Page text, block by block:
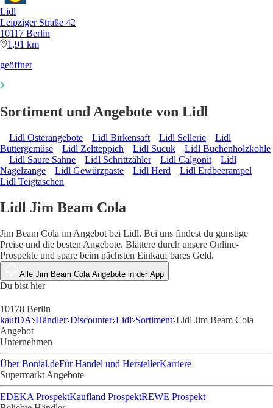
Lidl
Leipziger Straße 42
10117 Berlin
1,91 km
geöffnet
Sortiment und Angebote von Lidl
Lidl Osterangebote Lidl Birkensaft Lidl Sellerie
Lidl
Buttergemüse
Lidl Zeltteppich Lidl Sucuk
Lidl Buchenholzkohle
Lidl Saure Sahne
Lidl Schrittzähler Lidl Calgonit
Lidl
Nagelzange
Lidl Gewürzpaste Lidl Herd
Lidl Erdbeerampel
Lidl Teigtaschen
Lidl Jim Beam Cola
Jim Beam Cola im Angebot bei Lidl. Bei uns findest du günstige
Preise und die besten Angebote. Blättere durch unsere Online-
Prospekte und spare beim nächsten Einkauf bares Geld.
Alle Jim Beam Cola Angebote in der App
Du bist hier
10178 Berlin
kaufDA Händler Discounter Lidl Sortiment Lidl Jim Beam Cola
Angebot
Unternehmen
Über Bonial.deFür Handel und HerstellerKarriere
Supermarkt Angebote
EDEKA ProspektKaufland ProspektREWE Prospekt